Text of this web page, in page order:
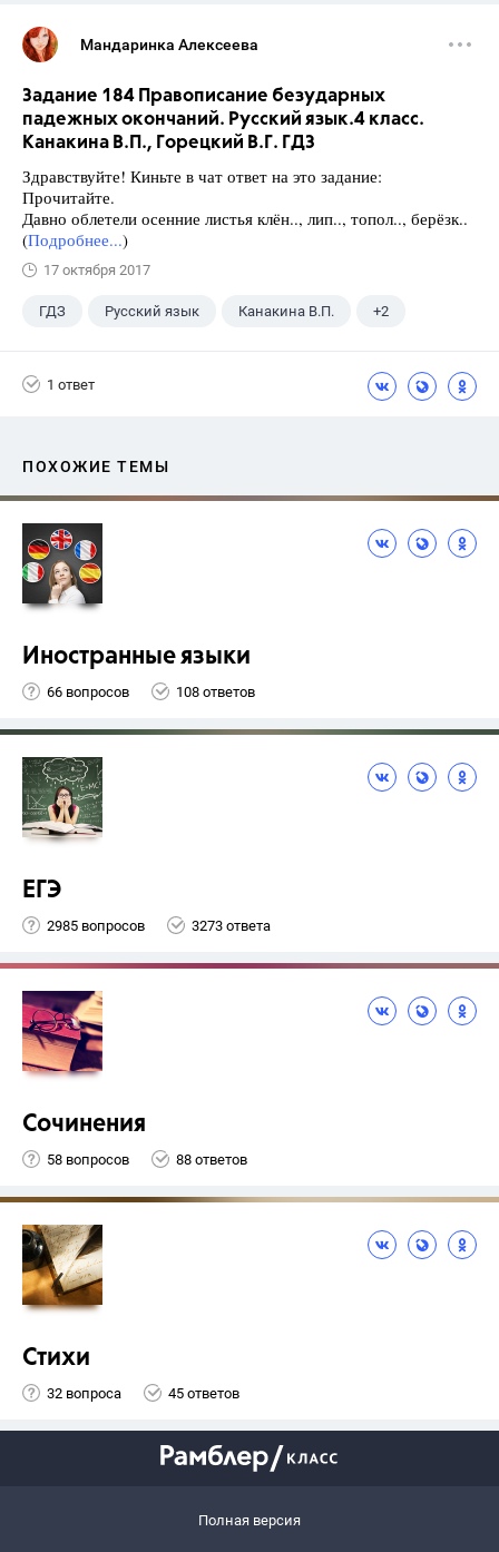
Мандаринка Алексеева
Задание 184 Правописание безударных
падежных окончаний. Русский язык.4 класс.
Канакина В.П., Горецкий В.Г. ГДЗ
Здравствуйте! Киньте в чат ответ на это задание:
Прочитайте.
Давно облетели осенние листья клён.., лип.., топол.., берёзк..
(Подробнее...)
17 октября 2017
ГДЗ Русский язык Канакина В.П. +2
1 ответ
ПОХОЖИЕ ТЕМЫ
Иностранные языки
66 вопросов 108 ответов
ЕГЭ
2985 вопросов 3273 ответа
Сочинения
58 вопросов 88 ответов
Стихи
32 вопроса 45 ответов
Полная версия